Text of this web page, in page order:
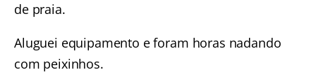
de praia.
Aluguei equipamento e foram horas nadando
com peixinhos.